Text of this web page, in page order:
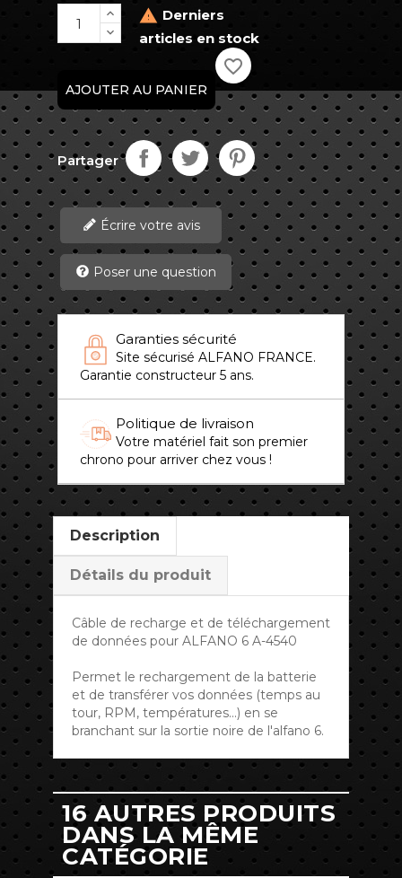
 Derniers
articles en stock
AJOUTER AU PANIER
favorite_border
Partager
Écrire votre avis
Poser une question
Garanties sécurité
Site sécurisé ALFANO FRANCE.
Garantie constructeur 5 ans.
Politique de livraison
Votre matériel fait son premier
chrono pour arriver chez vous !
Description
Détails du produit
Câble de recharge et de téléchargement
de données pour ALFANO 6 A-4540
Permet le rechargement de la batterie
et de transférer vos données (temps au
tour, RPM, températures...) en se
branchant sur la sortie noire de l'alfano 6.
16 AUTRES PRODUITS
DANS LA MÊME
CATÉGORIE